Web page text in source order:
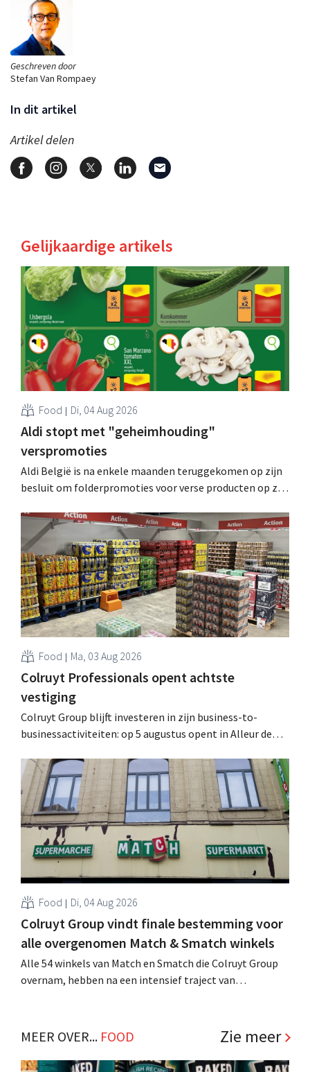
Geschreven door
Stefan Van Rompaey
In dit artikel
Artikel delen
Gelijkaardige artikels
Food Di, 04 Aug 2026
Aldi stopt met "geheimhouding"
verspromoties
Aldi België is na enkele maanden teruggekomen op zijn
besluit om folderpromoties voor verse producten op zijn
werking treden: "Onze klanten willen goed
geïnformeerd worden." .
Food Ma, 03 Aug 2026
Colruyt Professionals opent achtste
vestiging
Colruyt Group blijft investeren in zijn business-to-
businessactiviteiten: op 5 augustus opent in Alleur de
winkelformule die zich uitsluitend richt op professionele
klanten. .
Food Di, 04 Aug 2026
Colruyt Group vindt finale bestemming voor
alle overgenomen Match & Smatch winkels
Alle 54 winkels van Match en Smatch die Colruyt Group
overnam, hebben na een intensief traject van
.MEER OVER... FOOD Zie meer